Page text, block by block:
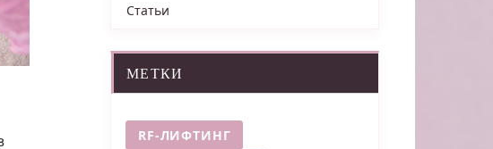
Статьи
МЕТКИ
RF-ЛИФТИНГ